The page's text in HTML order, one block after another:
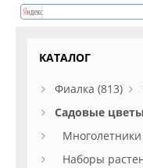
КАТАЛОГ
Фиалка (813)
Садовые
Многолетники
Наборы